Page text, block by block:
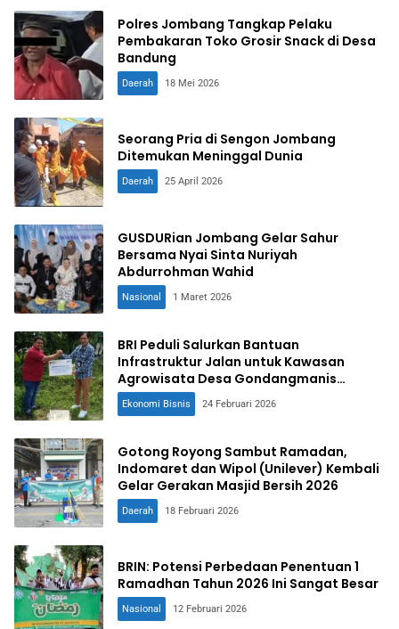
Polres Jombang Tangkap Pelaku
Pembakaran Toko Grosir Snack di Desa
Bandung
Daerah 18 Mei 2026
Seorang Pria di Sengon Jombang
Ditemukan Meninggal Dunia
Daerah 25 April 2026
GUSDURian Jombang Gelar Sahur
Bersama Nyai Sinta Nuriyah
Abdurrohman Wahid
Nasional 1 Maret 2026
BRI Peduli Salurkan Bantuan
Infrastruktur Jalan untuk Kawasan
Agrowisata Desa Gondangmanis
Jombang
Ekonomi Bisnis 24 Februari 2026
Gotong Royong Sambut Ramadan,
Indomaret dan Wipol (Unilever) Kembali
Gelar Gerakan Masjid Bersih 2026
Daerah 18 Februari 2026
BRIN: Potensi Perbedaan Penentuan 1
Ramadhan Tahun 2026 Ini Sangat Besar
Nasional 12 Februari 2026